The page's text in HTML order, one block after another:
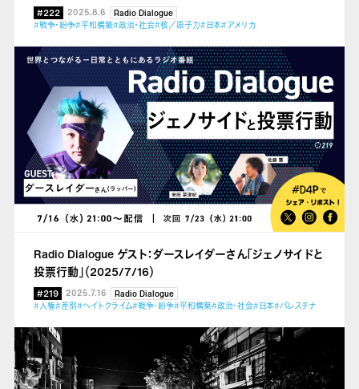
#222 2025.8.6
Radio Dialogue
#戦争・紛争#平和構築#政治・社会#核／原子力#日本#アメリカ
Radio Dialogue ゲスト：ダースレイダーさん「ジェノサイドと
投票行動」（2025/7/16）
#219 2025.7.16
Radio Dialogue
#人権#差別#ヘイトクライム#戦争・紛争#平和構築#政治・社会#日本#パレスチナ